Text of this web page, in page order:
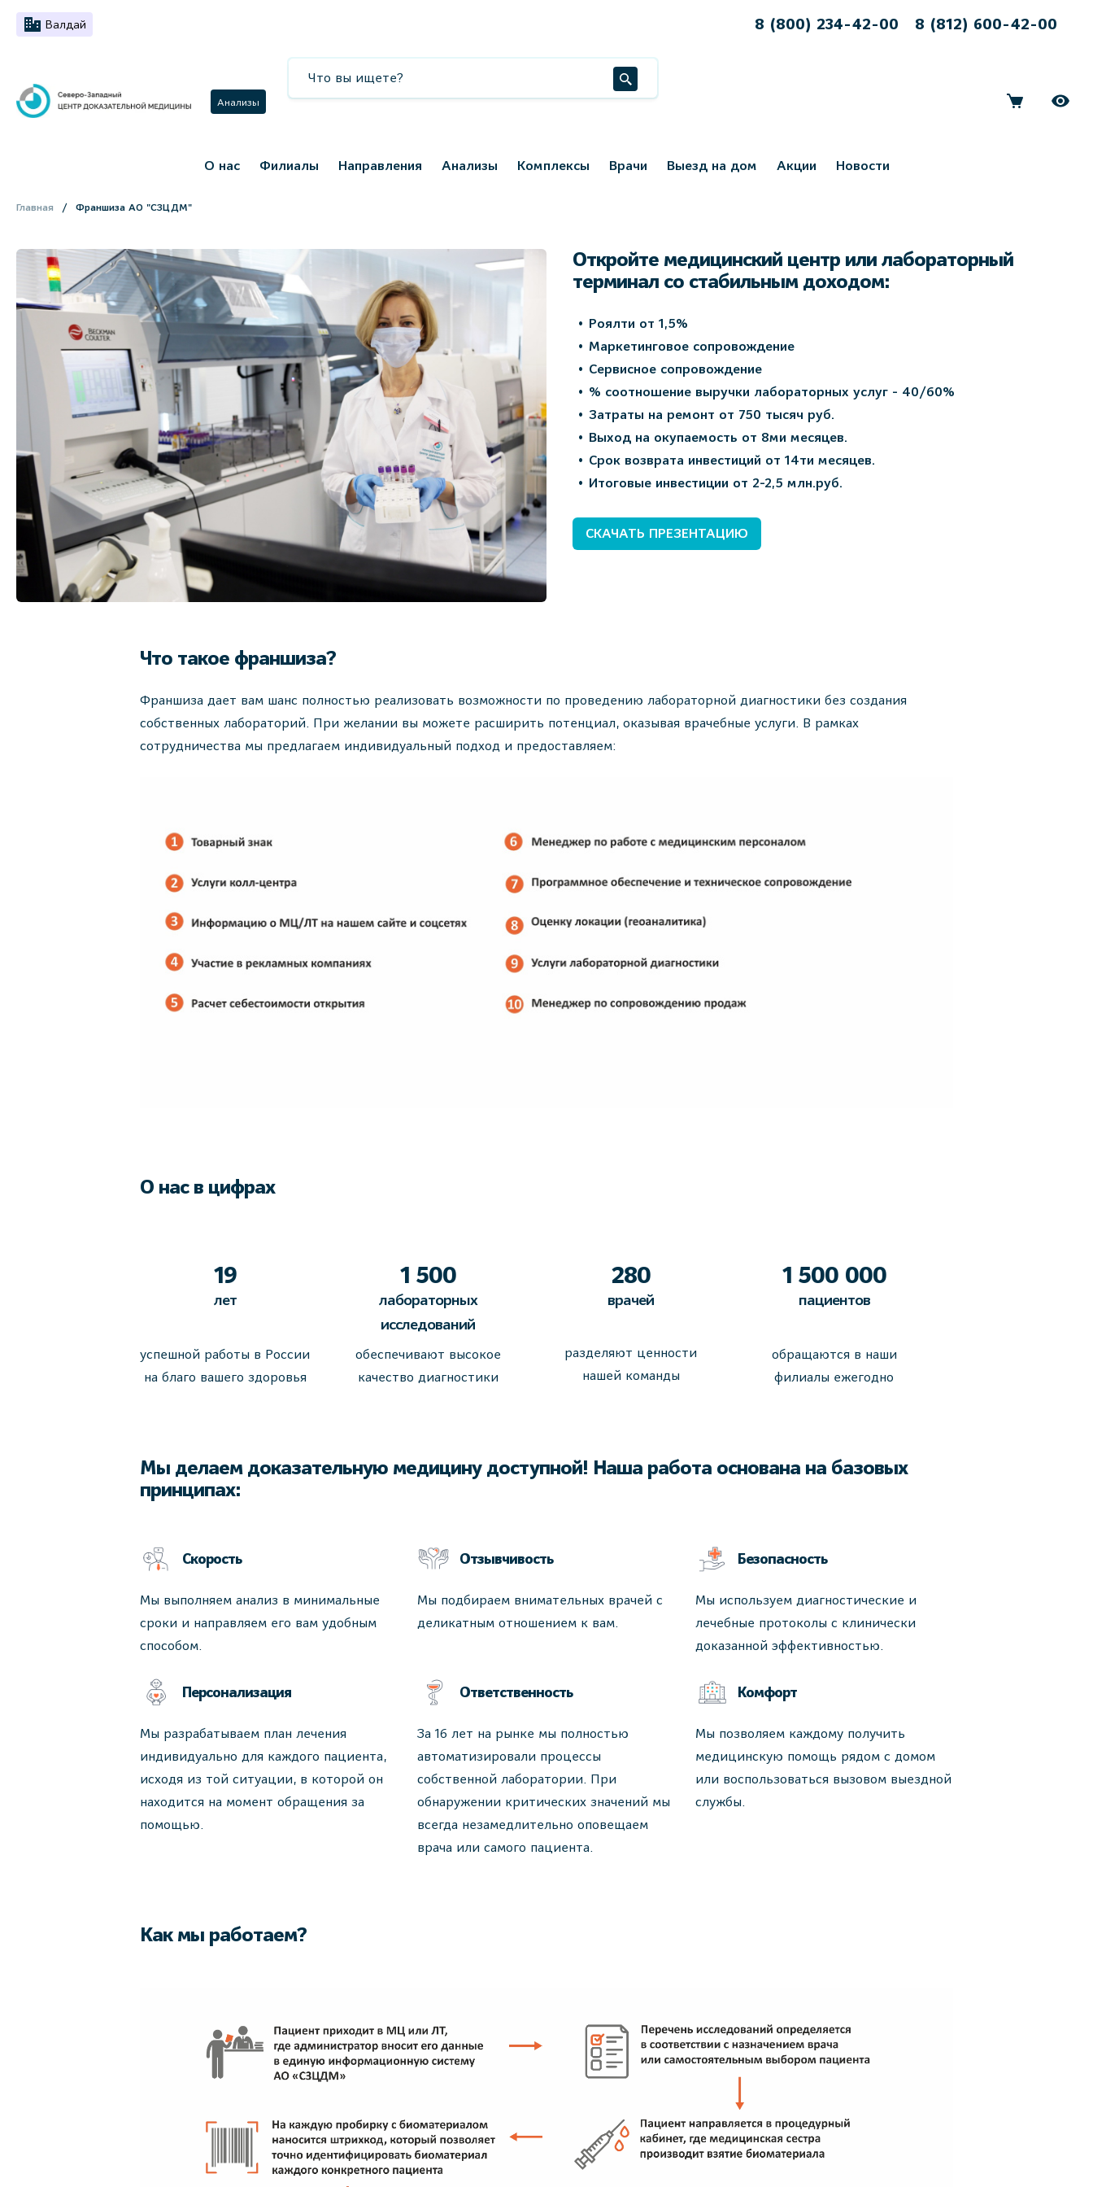
Валдай 8 (800) 234-42-00 8 (812) 600-42-00
Анализы
О нас Филиалы Направления Анализы Комплексы Врачи Выезд на дом Акции Новости
Главная Франшиза АО "СЗЦДМ"
Откройте медицинский центр или лабораторный
терминал со стабильным доходом:
Роялти от 1,5%
Маркетинговое сопровождение
Сервисное сопровождение
% соотношение выручки лабораторных услуг - 40/60%
Затраты на ремонт от 750 тысяч руб.
Выход на окупаемость от 8ми месяцев.
Срок возврата инвестиций от 14ти месяцев.
Итоговые инвестиции от 2-2,5 млн.руб.
СКАЧАТЬ ПРЕЗЕНТАЦИЮ
Что такое франшиза?
Франшиза дает вам шанс полностью реализовать возможности по проведению лабораторной диагностики без создания
собственных лабораторий. При желании вы можете расширить потенциал, оказывая врачебные услуги. В рамках
сотрудничества мы предлагаем индивидуальный подход и предоставляем:
О нас в цифрах
19
лет
успешной работы в России
на благо вашего здоровья
1 500
лабораторных
исследований
обеспечивают высокое
качество диагностики
280
врачей
разделяют ценности
нашей команды
1 500 000
пациентов
обращаются в наши
филиалы ежегодно
Мы делаем доказательную медицину доступной! Наша работа основана на базовых
принципах:
Скорость
Мы выполняем анализ в минимальные
сроки и направляем его вам удобным
способом.
Отзывчивость
Мы подбираем внимательных врачей с
деликатным отношением к вам.
Безопасность
Мы используем диагностические и
лечебные протоколы с клинически
доказанной эффективностью.
Персонализация
Мы разрабатываем план лечения
индивидуально для каждого пациента,
исходя из той ситуации, в которой он
находится на момент обращения за
помощью.
Ответственность
За 16 лет на рынке мы полностью
автоматизировали процессы
собственной лаборатории. При
обнаружении критических значений мы
всегда незамедлительно оповещаем
врача или самого пациента.
Комфорт
Мы позволяем каждому получить
медицинскую помощь рядом с домом
или воспользоваться вызовом выездной
службы.
Как мы работаем?